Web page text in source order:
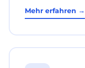
Mehr erfahren →